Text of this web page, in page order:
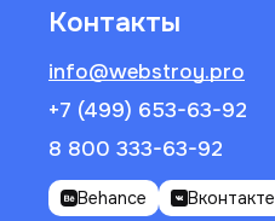
Контакты
info@webstroy.pro
+7 (499) 653-63-92
8 800 333-63-92
Behance Вконтакте